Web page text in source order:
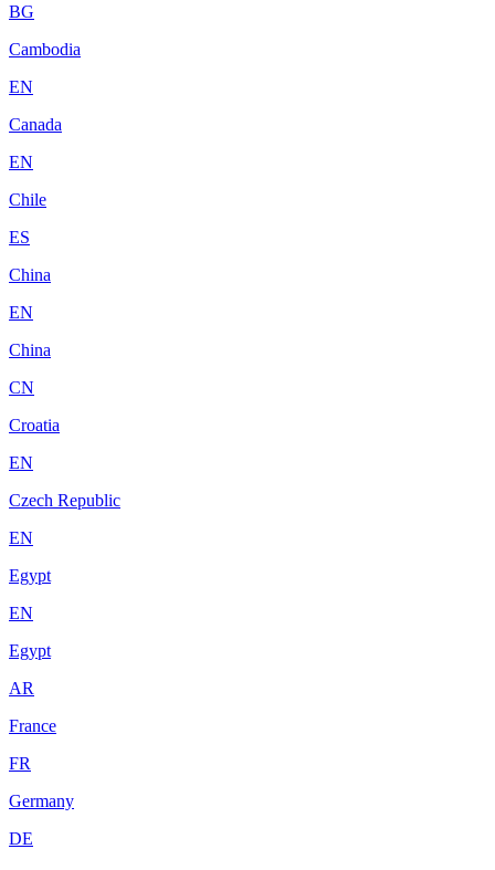
BG
Cambodia
EN
Canada
EN
Chile
ES
China
EN
China
CN
Croatia
EN
Czech Republic
EN
Egypt
EN
Egypt
AR
France
FR
Germany
DE